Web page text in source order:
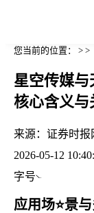
您当前的位置： > >
星空传媒
核心含义与
来源： 证券时报
2026-05-12
字号
应用场⭐景